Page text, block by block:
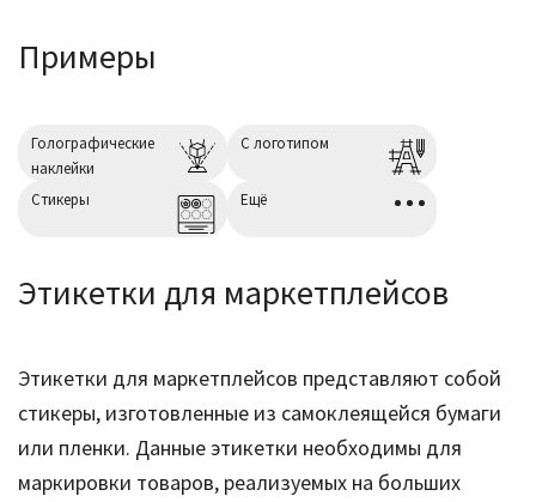
Примеры
Голографические
наклейки
С логотипом
Cтикеры Ещё
Этикетки для маркетплейсов
Этикетки для маркетплейсов представляют собой
стикеры, изготовленные из самоклеящейся бумаги
или пленки. Данные этикетки необходимы для
маркировки товаров, реализуемых на больших